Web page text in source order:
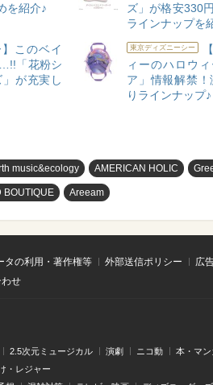
を紹介♪
ズ」が格安330
ラインナップを
】このベイ
「花粉シ
が充実し
東京ディズニーシー
ィーのハロウ
ア」情報解禁
りラインナップ♪
music&ecology AMERICAN HOLIC
BOUTIQUE Areeam
タの利用・著作権等 外部送信ポリシー
広
せ
2.5次元ミュージカル 演劇 ニコ動 本・マン
・レジャー